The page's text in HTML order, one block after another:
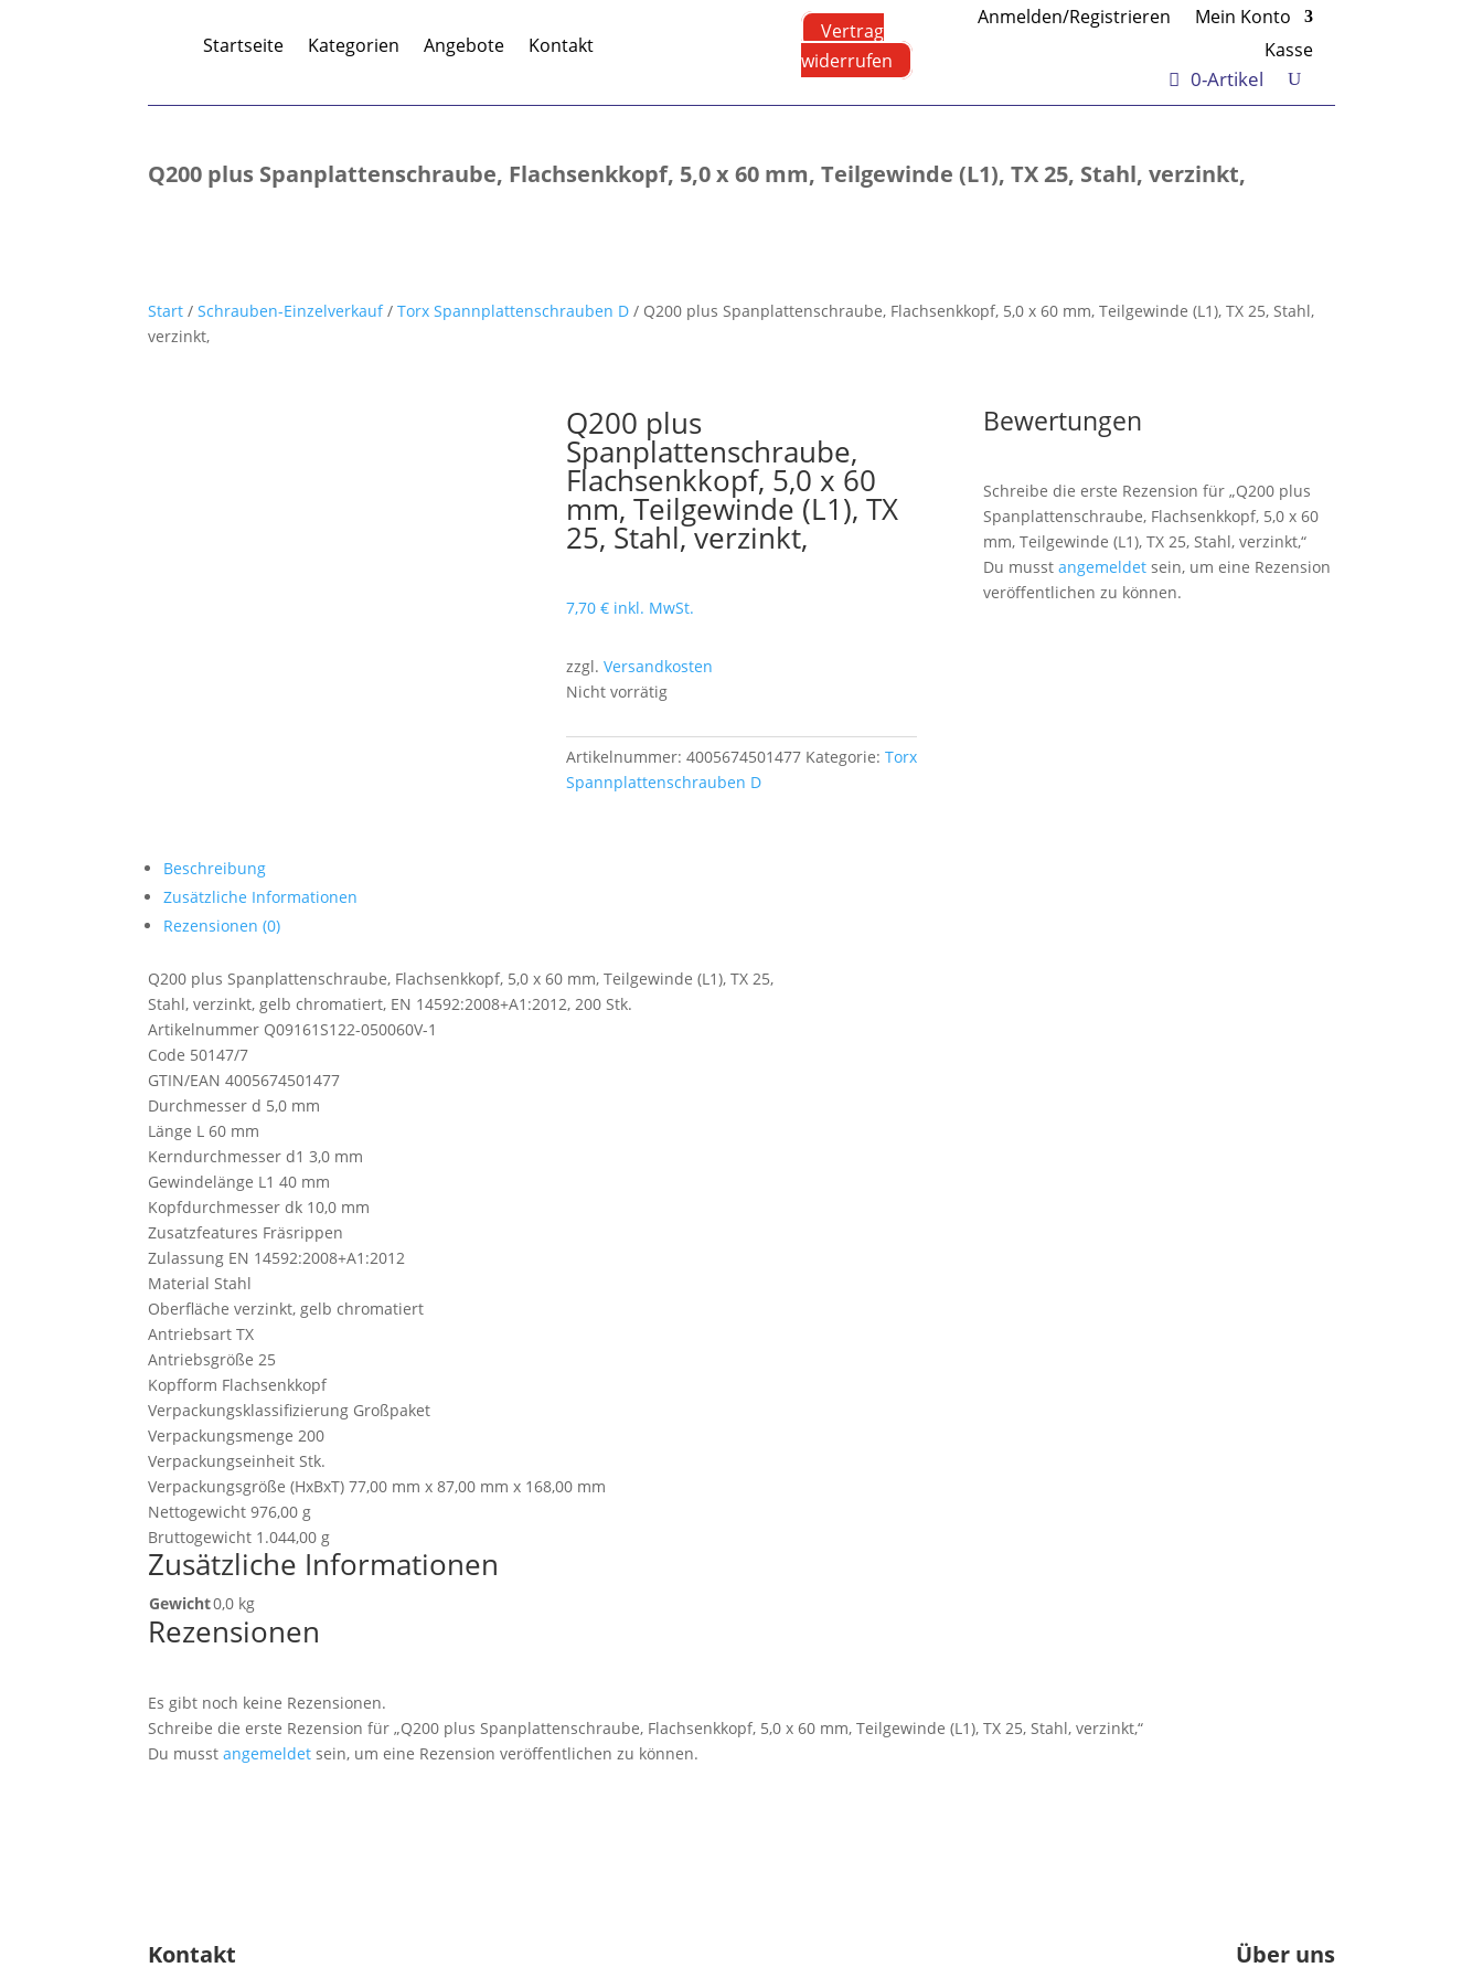
Startseite Kategorien Angebote Kontakt
Vertrag
widerrufen
Anmelden/Registrieren
Mein Konto
Kasse
0-Artikel
Q200 plus Spanplattenschraube, Flachsenkkopf, 5,0 x 60 mm, Teilgewinde (L1), TX 25, Stahl, verzinkt,
Start /Schrauben-Einzelverkauf/Torx Spannplattenschrauben D / Q200 plus Spanplattenschraube, Flachsenkkopf, 5,0 x 60 mm, Teilgewinde (L1), TX 25, Stahl,
verzinkt,
Q200 plus
Spanplattenschraube,
Flachsenkkopf, 5,0 x 60
mm, Teilgewinde (L1), TX
25, Stahl, verzinkt,
7,70 € inkl. MwSt.
zzgl. Versandkosten
Nicht vorrätig
Artikelnummer: 4005674501477 Kategorie: Torx
Spannplattenschrauben D
Bewertungen
Schreibe die erste Rezension für „Q200 plus
Spanplattenschraube, Flachsenkkopf, 5,0 x 60
mm, Teilgewinde (L1), TX 25, Stahl, verzinkt,“
Du musst angemeldetsein, um eine Rezension
veröffentlichen zu können.
Beschreibung
Zusätzliche Informationen
Rezensionen (0)
Q200 plus Spanplattenschraube, Flachsenkkopf, 5,0 x 60 mm, Teilgewinde (L1), TX 25,
Stahl, verzinkt, gelb chromatiert, EN 14592:2008+A1:2012, 200 Stk.
Artikelnummer Q09161S122-050060V-1
Code 50147/7
GTIN/EAN 4005674501477
Durchmesser d 5,0 mm
Länge L 60 mm
Kerndurchmesser d1 3,0 mm
Gewindelänge L1 40 mm
Kopfdurchmesser dk 10,0 mm
Zusatzfeatures Fräsrippen
Zulassung EN 14592:2008+A1:2012
Material Stahl
Oberfläche verzinkt, gelb chromatiert
Antriebsart TX
Antriebsgröße 25
Kopfform Flachsenkkopf
Verpackungsklassifizierung Großpaket
Verpackungsmenge 200
Verpackungseinheit Stk.
Verpackungsgröße (HxBxT) 77,00 mm x 87,00 mm x 168,00 mm
Nettogewicht 976,00 g
Bruttogewicht 1.044,00 g
Zusätzliche Informationen
Gewicht0,0 kg
Rezensionen
Es gibt noch keine Rezensionen.
Schreibe die erste Rezension für „Q200 plus Spanplattenschraube, Flachsenkkopf, 5,0 x 60 mm, Teilgewinde (L1), TX 25, Stahl, verzinkt,“
Du musstangemeldet sein, um eine Rezension veröffentlichen zu können.
Kontakt Über uns